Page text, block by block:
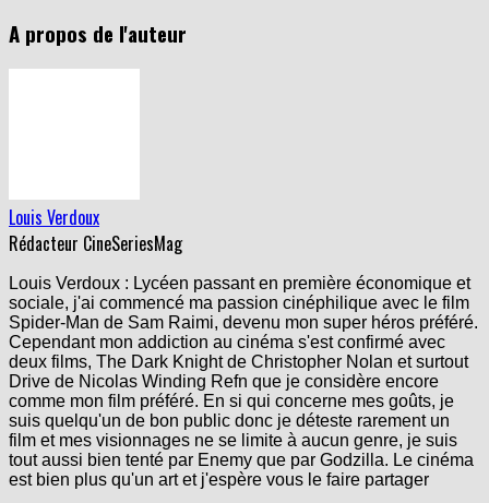
A propos de l'auteur
Louis Verdoux
Rédacteur CineSeriesMag
Louis Verdoux : Lycéen passant en première économique et
sociale, j'ai commencé ma passion cinéphilique avec le film
Spider-Man de Sam Raimi, devenu mon super héros préféré.
Cependant mon addiction au cinéma s'est confirmé avec
deux films, The Dark Knight de Christopher Nolan et surtout
Drive de Nicolas Winding Refn que je considère encore
comme mon film préféré. En si qui concerne mes goûts, je
suis quelqu'un de bon public donc je déteste rarement un
film et mes visionnages ne se limite à aucun genre, je suis
tout aussi bien tenté par Enemy que par Godzilla. Le cinéma
est bien plus qu'un art et j'espère vous le faire partager